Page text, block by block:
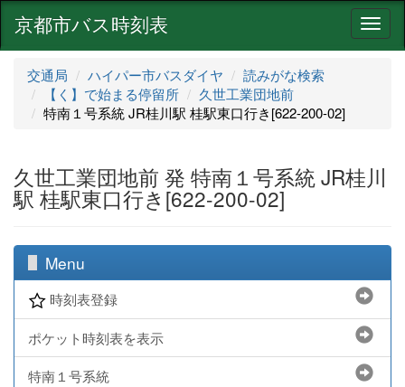
ナ
ビ
京都市バス時刻表
交通局 ハイパー市バスダイヤ
読みがな検索
【く】で始まる停留所
久世工業団地前
特南１号系統 JR桂川駅 桂駅東口行き[622-200-02]
久世工業団地前 発 特南１号系統 JR桂川
駅 桂駅東口行き[622-200-02]
Menu
時刻表登録
ポケット時刻表を表示
特南１号系統